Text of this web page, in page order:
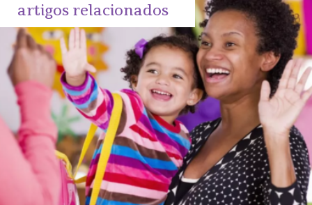
artigos relacionados